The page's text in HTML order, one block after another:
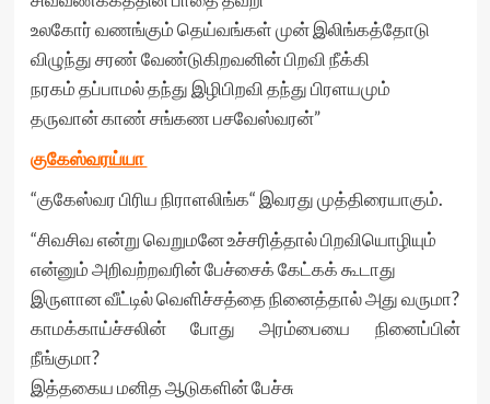
உலகோர் வணங்கும் தெய்வங்கள் முன் இலிங்கத்தோடு
விழுந்து சரண் வேண்டுகிறவனின் பிறவி நீக்கி
நரகம் தப்பாமல் தந்து இழிபிறவி தந்து பிரளயமும்
தருவான் காண் சங்கண பசவேஸ்வரன்”
குகேஸ்வரய்யா
“குகேஸ்வர பிரிய நிராளலிங்க“ இவரது முத்திரையாகும்.
“சிவசிவ என்று வெறுமனே உச்சரித்தால் பிறவியொழியும்
என்னும் அறிவற்றவரின் பேச்சைக் கேட்கக் கூடாது
இருளான வீட்டில் வெளிச்சத்தை நினைத்தால் அது வருமா?
காமக்காய்ச்சலின் போது அரம்பையை நினைப்பின்
நீங்குமா?
இத்தகைய மனித ஆடுகளின் பேச்சு